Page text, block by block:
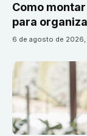
Como
para
6 de agosto de 2026